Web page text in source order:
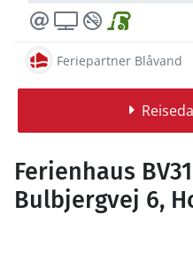
Feriepartner Blåvand
Ferienhaus
Bulbjergvej 6,